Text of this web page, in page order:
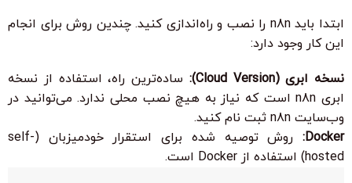
ابتدا باید n8n را نصب و راه‌اندازی کنید. چندین روش برای انجام
این کار وجود دارد:
نسخه ابری (Cloud Version):
ساده‌ترین راه، استفاده از نسخه
ابری n8n است که نیاز به هیچ نصب محلی ندارد. می‌توانید در
وب‌سایت n8n ثبت نام کنید.
Docker:
روش توصیه شده برای استقرار خودمیزبان (self-
hosted) استفاده از Docker است.